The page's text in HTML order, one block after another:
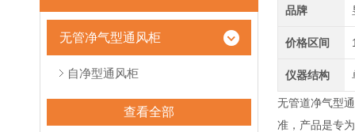
无管净气型通风柜
自净型通风柜
查看全部
品牌
价格区间
仪器结构
无管道净气型
准，产品是专